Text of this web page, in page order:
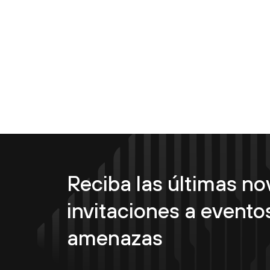
Reciba las últimas
invitaciones a
amenazas